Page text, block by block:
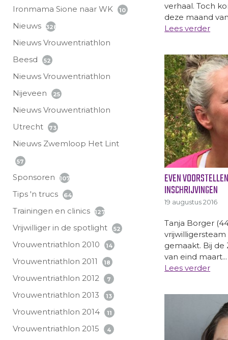
Ironmama Sione naar WK 10
Nieuws 328
Nieuws Vrouwentriathlon
Beesd
52
Nieuws Vrouwentriathlon
Nijeveen
25
Nieuws Vrouwentriathlon
Utrecht
73
Nieuws Zwemloop Het Lint
57
Sponsoren 107
Tips 'n trucs 64
Trainingen en clinics 127
Vrijwilliger in de spotlight 52
Vrouwentriathlon 2010 14
Vrouwentriathlon 2011 18
Vrouwentriathlon 2012 7
Vrouwentriathlon 2013 13
Vrouwentriathlon 2014 11
Vrouwentriathlon 2015 4
verhaal. Toch
deze maand
Lees verder
EVEN
INSCHRIJVINGEN
19 augustus 2016
Tanja Borger
gemaakt. Bij
van eind maart...
Lees verder